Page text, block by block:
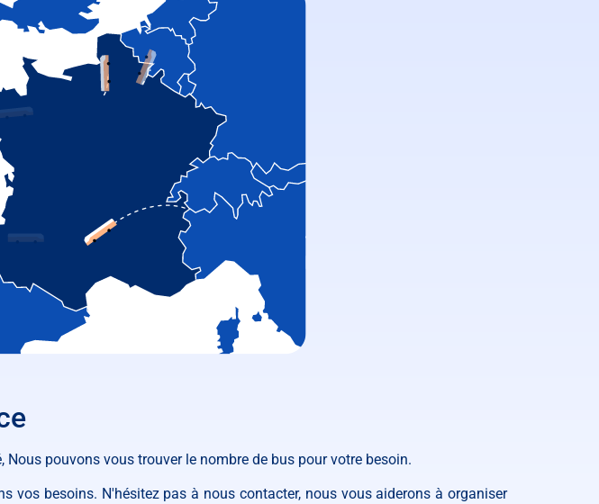
Nous pouvons vous trouver le nombre de bus pour votre besoin.
vos besoins. N'hésitez pas à nous contacter, nous vous aiderons à organiser